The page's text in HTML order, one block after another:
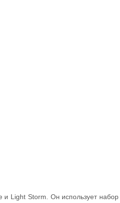
Light Storm. Он использует набор